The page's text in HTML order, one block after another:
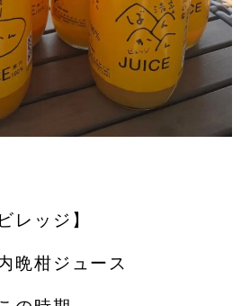
レッジ】
晩柑ジュース